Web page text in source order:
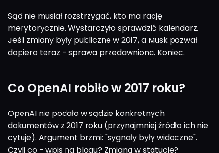
Sąd nie musiał rozstrzygać, kto ma rację
merytorycznie. Wystarczyło sprawdzić kalendarz.
Jeśli zmiany były publiczne w 2017, a Musk pozwał
dopiero teraz - sprawa przedawniona. Koniec.
Co OpenAI robiło w 2017 roku?
OpenAI nie podało w sądzie konkretnych
dokumentów z 2017 roku (przynajmniej źródło ich nie
cytuje). Argument brzmi: "sygnały były widoczne".
Czyli co - wpis na blogu? Zmiana w statucie?